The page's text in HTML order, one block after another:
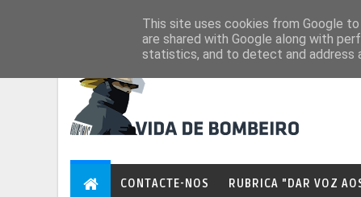
CONTACTE-NOS RUBRICA "DAR VOZ
This site uses cookies from Google
are shared with Google along with
statistics, and to detect and address